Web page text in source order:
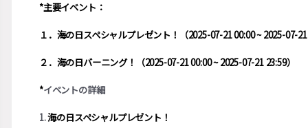
*主要イベント：
１．海の日スペシャルプレゼント！（2025-07-21 00:00 ~ 2025-07-
２．海の日バーニング！（2025-07-21 00:00 ~ 2025-07-21 23:59）
*イベントの詳細
1.海の日スペシャルプレゼント！